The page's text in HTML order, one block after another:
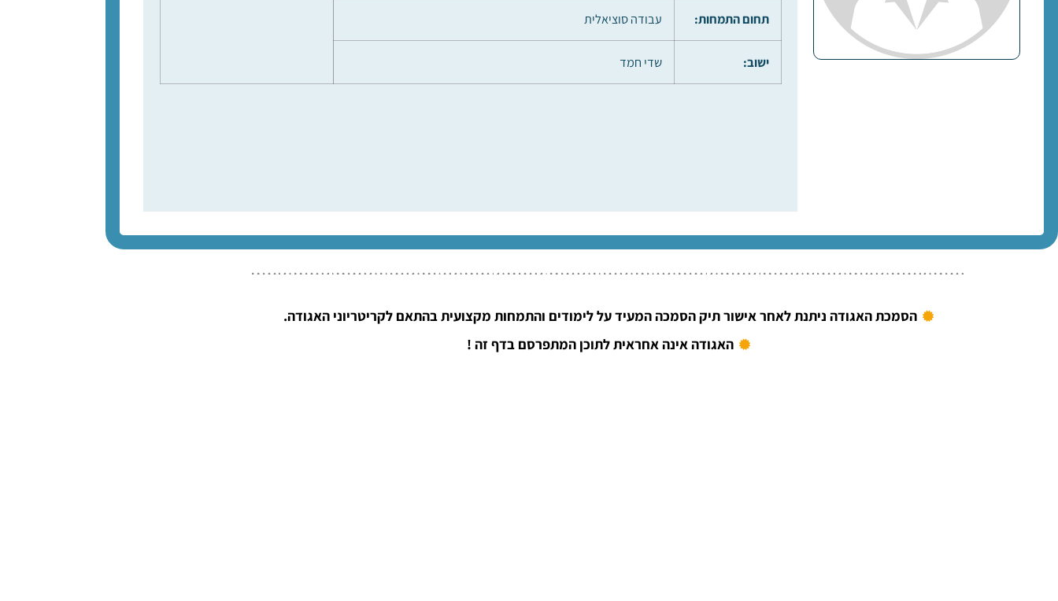
תחום התמחות: עבודה סוציאלית
ישוב: שדי חמד
הסמכת האגודה ניתנת לאחר אישור תיק הסמכה המעיד על לימודים והתמחות מקצועית בהתאם לקריטריוני האגודה.
האגודה אינה אחראית לתוכן המתפרסם בדף זה !